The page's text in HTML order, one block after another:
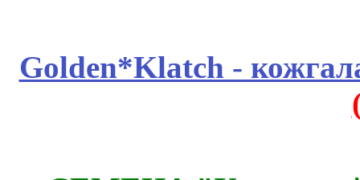
Golden*Klatch -